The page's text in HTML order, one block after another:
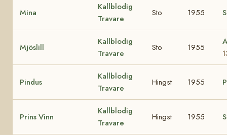
Mina
Kallblodig
Travare
Sto 1955
Mjöslill
Kallblodig
Travare
Sto 1955
Pindus
Kallblodig
Travare
Hingst 1955
Prins Vinn
Kallblodig
Travare
Hingst 1955